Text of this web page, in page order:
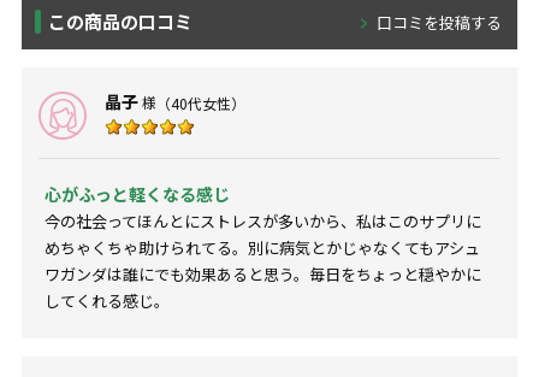
この商品の口コミ 口コミを投稿する
晶子様 （40代女性）
心がふっと軽くなる感じ
今の社会ってほんとにストレスが多いから、私はこのサプリに
めちゃくちゃ助けられてる。別に病気とかじゃなくてもアシュ
ワガンダは誰にでも効果あると思う。毎日をちょっと穏やかに
してくれる感じ。